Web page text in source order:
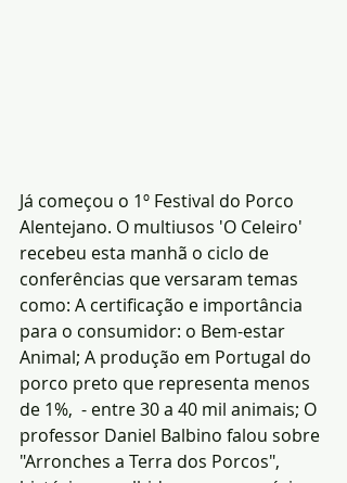
Já começou o 1º Festival do Porco
Alentejano. O multiusos 'O Celeiro'
recebeu esta manhã o ciclo de
conferências que versaram temas
como: A certificação e importância
para o consumidor: o Bem-estar
Animal; A produção em Portugal do
porco preto que representa menos
de 1%,  - entre 30 a 40 mil animais; O
professor Daniel Balbino falou sobre
"Arronches a Terra dos Porcos",